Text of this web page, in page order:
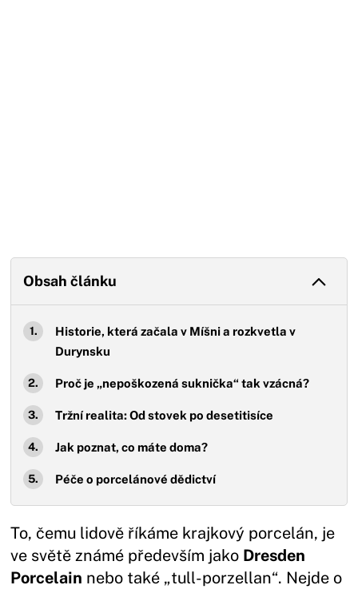
Obsah článku
Historie, která začala v Míšni a rozkvetla v
Durynsku
Proč je „nepoškozená suknička“ tak vzácná?
Tržní realita: Od stovek po desetitisíce
Jak poznat, co máte doma?
Péče o porcelánové dědictví
To, čemu lidově říkáme krajkový porcelán, je
ve světě známé především jako Dresden
Porcelain nebo také „tull-porzellan“. Nejde o